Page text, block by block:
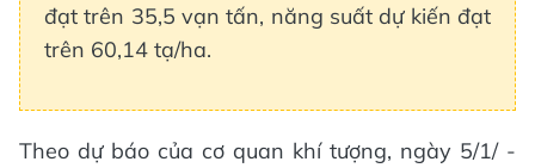
đạt trên 35,5 vạn tấn, năng suất dự kiến đạt
trên 60,14 tạ/ha.
Theo dự báo của cơ quan khí tượng, ngày 5/1/ -